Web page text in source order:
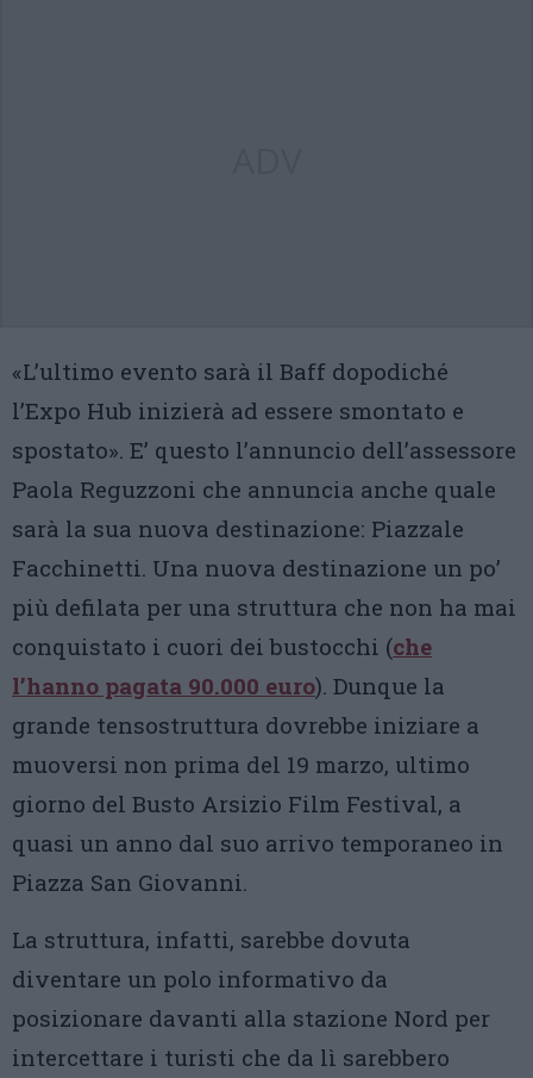
«L’ultimo evento sarà il Baff dopodiché
l’Expo Hub inizierà ad essere smontato e
spostato». E’ questo l’annuncio dell’assessore
Paola Reguzzoni che annuncia anche quale
sarà la sua nuova destinazione: Piazzale
Facchinetti. Una nuova destinazione un po’
più defilata per una struttura che non ha mai
conquistato i cuori dei bustocchi (che
l’hanno pagata 90.000 euro). Dunque la
grande tensostruttura dovrebbe iniziare a
muoversi non prima del 19 marzo, ultimo
giorno del Busto Arsizio Film Festival, a
quasi un anno dal suo arrivo temporaneo in
Piazza San Giovanni.
La struttura, infatti, sarebbe dovuta
diventare un polo informativo da
posizionare davanti alla stazione Nord per
intercettare i turisti che da lì sarebbero